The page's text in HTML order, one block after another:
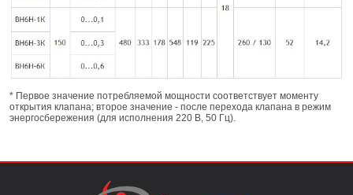
* Первое значение потребляемой мощности соответствует моменту
открытия клапана; второе значение - после перехода клапана в режим
энергосбережения (для исполнения 220 В, 50 Гц).